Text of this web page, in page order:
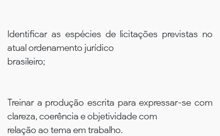
Identificar as espécies de licitações previstas no
atual ordenamento jurídico
brasileiro;
Treinar a produção escrita para expressar-se com
clareza, coerência e objetividade com
relação ao tema em trabalho.